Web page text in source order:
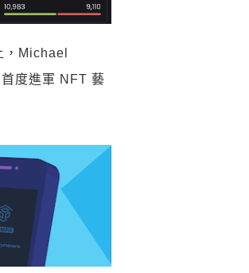
Michael
度進軍 NFT 藝